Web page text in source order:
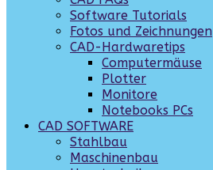
Software Tutorials
Fotos und Zeichnungen
CAD-Hardwaretips
Computermäuse
Plotter
Monitore
Notebooks PCs
CAD SOFTWARE
Stahlbau
Maschinenbau